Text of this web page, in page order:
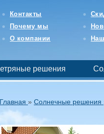
Контакты
Почему мы
О компании
решения
Главная » Солнечные решения